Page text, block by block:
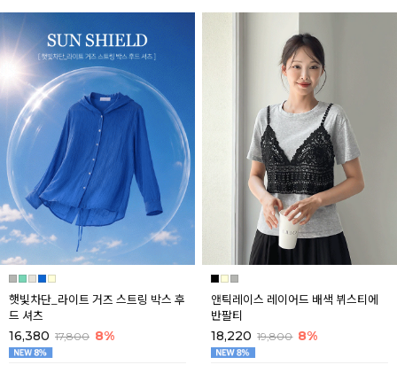
햇빛차단_라이트 거즈 스트링 박스 후
드 셔츠
16,380 17,800 8%
앤틱레이스 레이어드 배색 뷔스티에
반팔티
18,220 19,800 8%